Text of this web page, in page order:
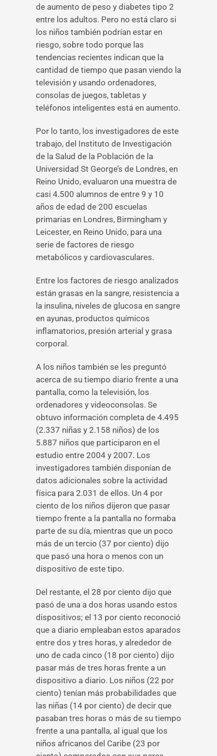
de aumento de peso y diabetes tipo 2
entre los adultos. Pero no está claro si
los niños también podrían estar en
riesgo, sobre todo porque las
tendencias recientes indican que la
cantidad de tiempo que pasan viendo la
televisión y usando ordenadores,
consolas de juegos, tabletas y
teléfonos inteligentes está en aumento.
Por lo tanto, los investigadores de este
trabajo, del Instituto de Investigación
de la Salud de la Población de la
Universidad St George’s de Londres, en
Reino Unido, evaluaron una muestra de
casi 4.500 alumnos de entre 9 y 10
años de edad de 200 escuelas
primarias en Londres, Birmingham y
Leicester, en Reino Unido, para una
serie de factores de riesgo
metabólicos y cardiovasculares.
Entre los factores de riesgo analizados
están grasas en la sangre, resistencia a
la insulina, niveles de glucosa en sangre
en ayunas, productos químicos
inflamatorios, presión arterial y grasa
corporal.
A los niños también se les preguntó
acerca de su tiempo diario frente a una
pantalla, como la televisión, los
ordenadores y videoconsolas. Se
obtuvo información completa de 4.495
(2.337 niñas y 2.158 niños) de los
5.887 niños que participaron en el
estudio entre 2004 y 2007. Los
investigadores también disponían de
datos adicionales sobre la actividad
física para 2.031 de ellos. Un 4 por
ciento de los niños dijeron que pasar
tiempo frente a la pantalla no formaba
parte de su día, mientras que un poco
más de un tercio (37 por ciento) dijo
que pasó una hora o menos con un
dispositivo de este tipo.
Del restante, el 28 por ciento dijo que
pasó de una a dos horas usando estos
dispositivos; el 13 por ciento reconoció
que a diario empleaban estos aparados
entre dos y tres horas, y alrededor de
uno de cada cinco (18 por ciento) dijo
pasar más de tres horas frente a un
dispositivo a diario. Los niños (22 por
ciento) tenían más probabilidades que
las niñas (14 por ciento) de decir que
pasaban tres horas o más de su tiempo
frente a una pantalla, al igual que los
niños africanos del Caribe (23 por